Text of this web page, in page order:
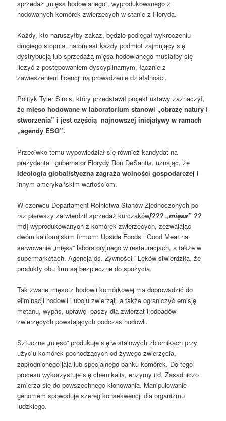
sprzedaż „mięsa hodowlanego”, wyprodukowanego z
hodowanych komórek zwierzęcych w stanie z Floryda.
Każdy, kto naruszyłby zakaz, będzie podlegał wykroczeniu
drugiego stopnia, natomiast każdy podmiot zajmujący się
dystrybucją lub sprzedażą mięsa hodowlanego musiałby się
liczyć z postępowaniem dyscyplinarnym, łącznie z
zawieszeniem licencji na prowadzenie działalności.
Polityk Tyler Sirois, który przedstawił projekt ustawy zaznaczył,
żemięso hodowane w laboratorium stanowi „obrazę natury i
stworzenia” i jest częścią najnowszej inicjatywy w ramach
„agendy ESG”.
Przeciwko temu wypowiedział się również kandydat na
prezydenta i gubernator Florydy Ron DeSantis, uznając, że
ideologia globalistyczna zagraża wolności gospodarczeji
innym amerykańskim wartościom.
W czerwcu Departament Rolnictwa Stanów Zjednoczonych po
raz pierwszy zatwierdził sprzedaż kurczaków[??? „mięsa” ??
md] wyprodukowanych z komórek zwierzęcych, zezwalając
dwóm kalifornijskim firmom: Upside Foods i Good Meat na
serwowanie „mięsa” laboratoryjnego w restauracjach, a także w
supermarketach. Agencja ds. Żywności i Leków stwierdziła, że
produkty obu firm są bezpieczne do spożycia.
Tak zwane mięso z hodowli komórkowej ma doprowadzić do
eliminacji hodowli i uboju zwierząt, a także ograniczyć emisję
metanu, wypas, uprawę paszy dla zwierząt i odpadów
zwierzęcych powstających podczas hodowli.
Sztuczne „mięso” produkuje się w stalowych zbiornikach przy
użyciu komórek pochodzących od żywego zwierzęcia,
zapłodnionego jaja lub specjalnego banku komórek. Do tego
procesu wykorzystuje się chemikalia, enzymy itd. Zasadniczo
zmierza się do powszechnego klonowania. Manipulowanie
genomem spowoduje szereg konsekwencji dla organizmu
ludzkiego.